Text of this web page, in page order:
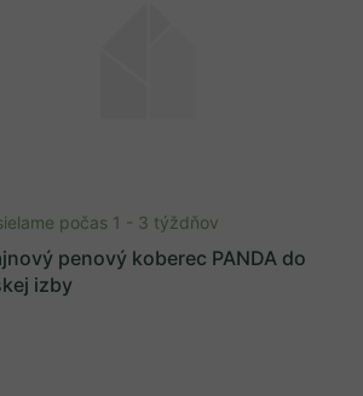
penový koberec PANDA do
izby
počas 1 - 3 týždňov